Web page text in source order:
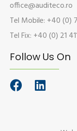
office@auditeco.ro
Tel Mobile: +40 (0)
Tel Fix: +40 (0) 21
Follow Us On